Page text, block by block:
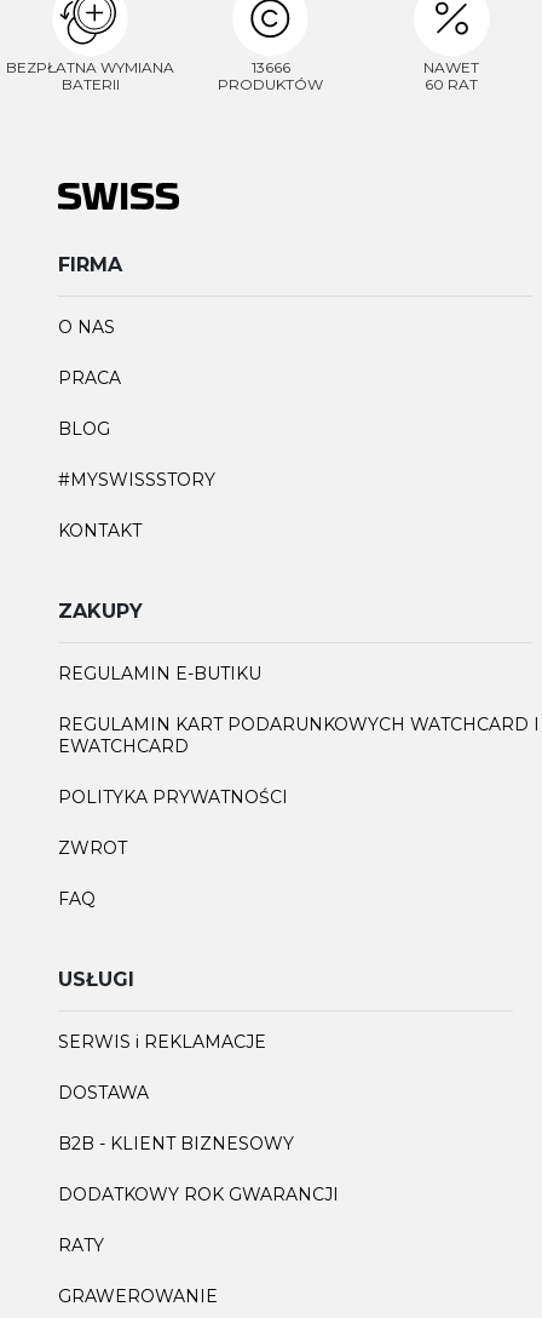
BEZPŁATNA WYMIANA
BATERII
13666
PRODUKTÓW
NAWET
60 RAT
FIRMA
O NAS
PRACA
BLOG
#MYSWISSSTORY
KONTAKT
ZAKUPY
REGULAMIN E-BUTIKU
REGULAMIN KART PODARUNKOWYCH WATCHCARD I
EWATCHCARD
POLITYKA PRYWATNOŚCI
ZWROT
FAQ
USŁUGI
SERWIS i REKLAMACJE
DOSTAWA
B2B - KLIENT BIZNESOWY
DODATKOWY ROK GWARANCJI
RATY
GRAWEROWANIE